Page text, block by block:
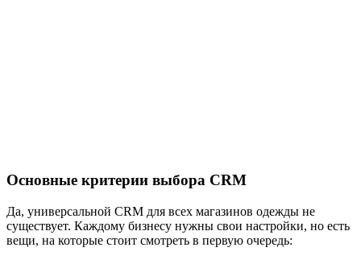
Основные критерии выбора CRM
Да, универсальной CRM для всех магазинов одежды не
существует. Каждому бизнесу нужны свои настройки, но есть
вещи, на которые стоит смотреть в первую очередь: